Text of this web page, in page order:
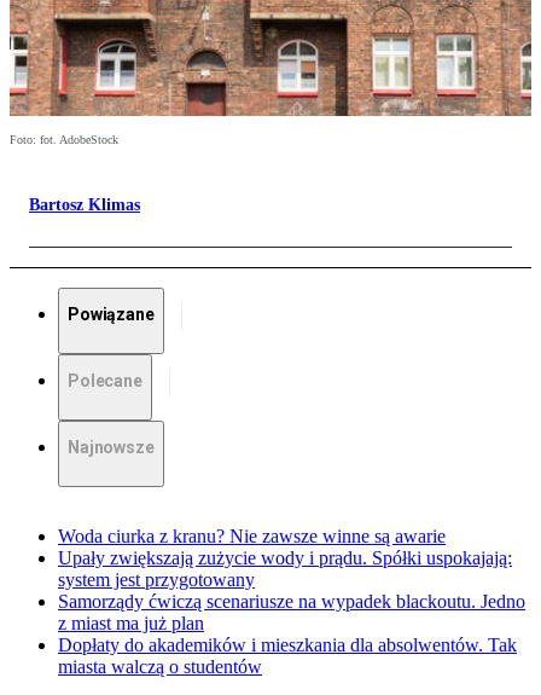
Foto: fot. AdobeStock
Bartosz Klimas
Powiązane
Polecane
Najnowsze
Woda ciurka z kranu? Nie zawsze winne są awarie
Upały zwiększają zużycie wody i prądu. Spółki uspokajają:
system jest przygotowany
Samorządy ćwiczą scenariusze na wypadek blackoutu. Jedno
z miast ma już plan
Dopłaty do akademików i mieszkania dla absolwentów. Tak
miasta walczą o studentów